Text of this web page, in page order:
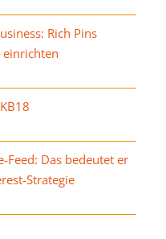
Rich Pins
Feed: Das bedeutet er
Strategie